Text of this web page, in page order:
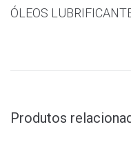
ÓLEOS
Produtos